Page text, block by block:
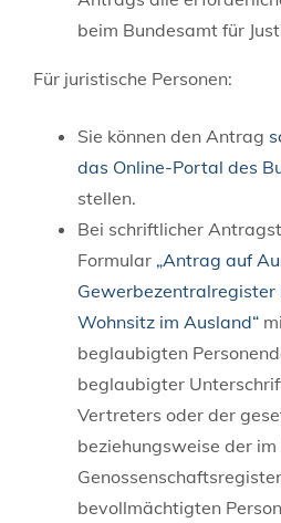
beim Bundesamt für
Für juristische Personen:
Sie können den Antrag
das Online-Portal des
stellen.
Bei schriftlicher
Formular „Antrag auf
Gewerbezentralregister
Wohnsitz im Ausland“
beglaubigten
beglaubigter
Vertreters oder der
beziehungsweise der
bevollmächtigten